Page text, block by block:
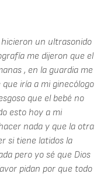
hicieron un ultrasonido
me dijeron que el
, en la guardia me
iría a mi ginecólogo
que el bebé no
esto hoy a mi
nada y que la otra
si tiene latidos la
pero yo sé que Dios
pidan por que todo